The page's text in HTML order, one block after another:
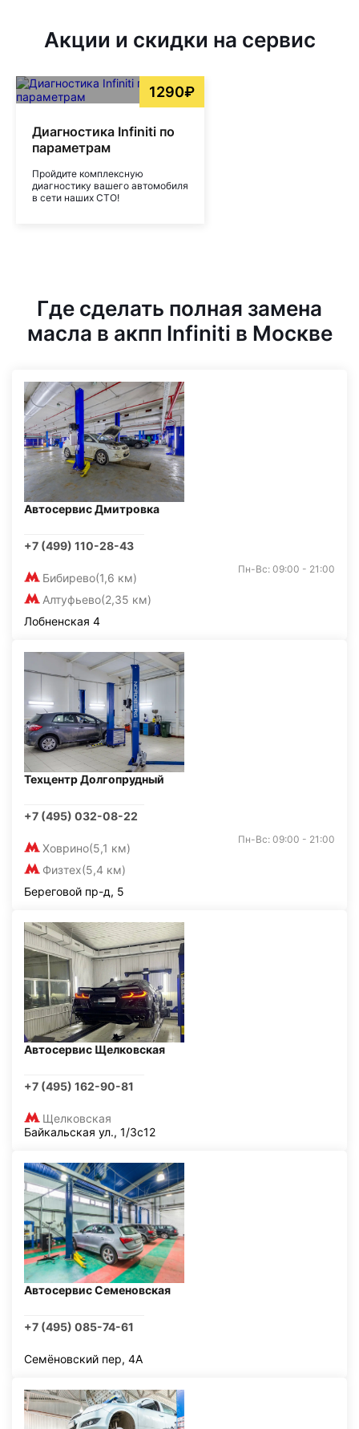
Акции и скидки на сервис
1290₽
Диагностика Infiniti по
параметрам
Пройдите комплексную
диагностику вашего автомобиля
в сети наших СТО!
Где сделать полная замена
масла в акпп Infiniti в Москве
Автосервис Дмитровка
+7 (499) 110-28-43
Бибирево(1,6 км)
Алтуфьево(2,35 км)
Пн-Вс: 09:00 - 21:00
Лобненская 4
Техцентр Долгопрудный
+7 (495) 032-08-22
Ховрино(5,1 км)
Физтех(5,4 км)
Пн-Вс: 09:00 - 21:00
Береговой пр-д, 5
Автосервис Щелковская
+7 (495) 162-90-81
Щелковская
Байкальская ул., 1/3с12
Автосервис Семеновская
+7 (495) 085-74-61
Семёновский пер, 4А